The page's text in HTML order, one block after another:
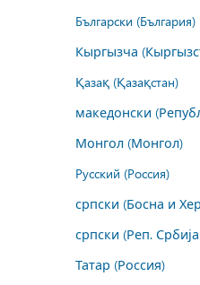
Български (България)
Кыргызча
Қазақ (Қазақстан)
македонски
Монгол (Монгол)
Русский (Россия)
српски (Босна и
српски (Реп.
Татар (Россия)